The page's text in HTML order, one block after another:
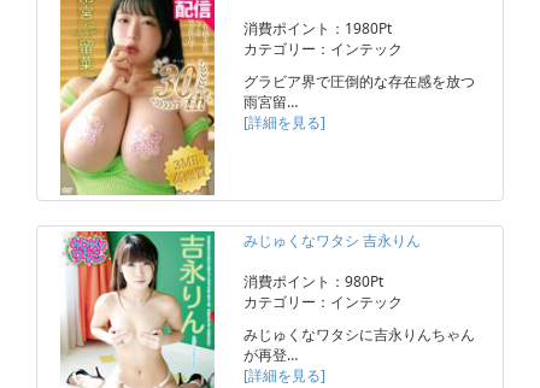
消費ポイント：1980Pt
カテゴリー：インテック
グラビア界で圧倒的な存在感を放つ
雨宮留…
[詳細を見る]
みじゅくなワタシ 吉永りん
消費ポイント：980Pt
カテゴリー：インテック
みじゅくなワタシに吉永りんちゃん
が再登…
[詳細を見る]